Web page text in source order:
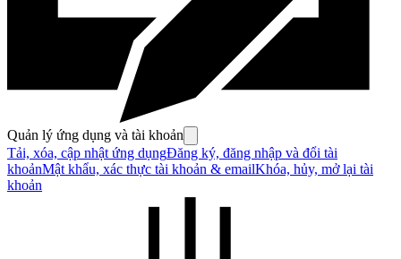
Quản lý ứng dụng và tài khoản
Tải, xóa, cập nhật ứng dụngĐăng ký, đăng nhập và đổi tài
khoảnMật khẩu, xác thực tài khoản & emailKhóa, hủy, mở lại tài
khoản